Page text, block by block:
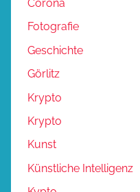
Corona
Fotografie
Geschichte
Görlitz
Krypto
Krypto
Kunst
Künstliche Intelligenz